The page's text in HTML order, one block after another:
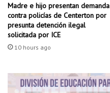
n
r
a
z
o
🚨
Madre e hijo presentan demanda
contra policías de Centerton por
presunta detención ilegal
solicitada por ICE
10 hours ago